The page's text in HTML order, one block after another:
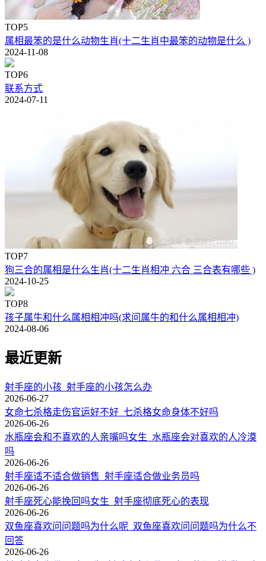
TOP5
属相最笨的是什么动物生肖(十二生肖中最笨的动物是什么 )
2024-11-08
TOP6
联系方式
2024-07-11
TOP7
狗三合的属相是什么生肖(十二生肖相冲 六合 三合表有哪些 )
2024-10-25
TOP8
孩子属牛和什么属相相冲吗(求问属牛的和什么属相相冲)
2024-08-06
最近更新
射手座的小孩_射手座的小孩怎么办
2026-06-27
女命七杀格走伤官运好不好_七杀格女命身体不好吗
2026-06-26
水瓶座会和不喜欢的人亲嘴吗女生_水瓶座会对喜欢的人冷漠
吗
2026-06-26
射手座适不适合做销售_射手座适合做业务员吗
2026-06-26
射手座死心能挽回吗女生_射手座彻底死心的表现
2026-06-26
双鱼座喜欢问问题吗为什么呢_双鱼座喜欢问问题吗为什么不
回答
2026-06-26